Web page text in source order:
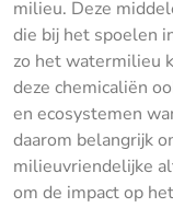
milieu. Deze
die bij het spoelen
zo het watermilieu
deze chemicaliën
en ecosystemen
daarom belangrijk
milieuvriendelijke
om de impact op